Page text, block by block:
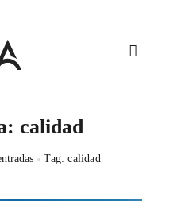
calidad
Tag: calidad